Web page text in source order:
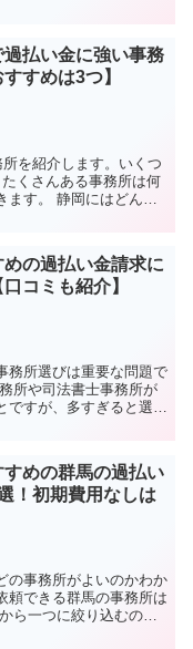
払い金に強い事務
すめは3つ】
を紹介します。いくつ
くさんある事務所は何
す。 静岡にはどんな
の過払い金請求に
コミも紹介】
務所選びは重要な問題で
所や司法書士事務所が
すが、多すぎると選ぶ
すめの群馬の過払い
！初期費用なしは
の事務所がよいのかわか
頼できる群馬の事務所は
ら一つに絞り込むのは